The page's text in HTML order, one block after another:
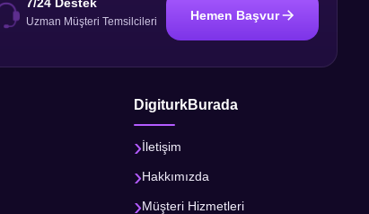
Uzman Müşteri Temsilcileri Hemen Başvur
DigiturkBurada
İletişim
Hakkımızda
Müşteri Hizmetleri